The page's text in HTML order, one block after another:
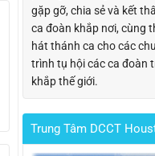
gặp gỡ, chia sẻ và kết
ca đoàn khắp nơi, cùng
hát thánh ca cho các
trình tụ hội các ca đoàn
khắp thế giới.
Trung Tâm DCCT